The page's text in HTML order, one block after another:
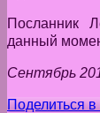
Посланник
данный
Сентябрь
Поделиться